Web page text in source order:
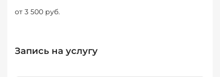
от 3 500 руб.
Запись на услугу